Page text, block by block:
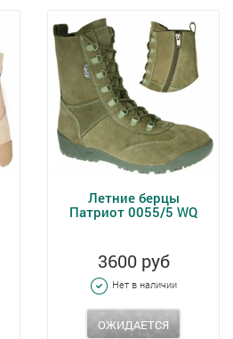
Летние берцы
Патриот 0055/5 WQ
3600 руб
Нет в наличии
ОЖИДАЕТСЯ